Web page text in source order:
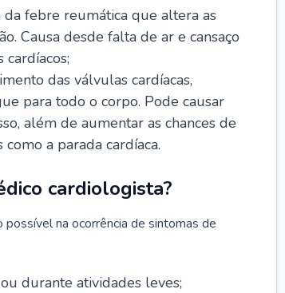
da febre reumática que altera as
Causa desde falta de ar e cansaço
cardíacos;
das válvulas cardíacas,
para todo o corpo. Pode causar
além de aumentar as chances de
a parada cardíaca.
cardiologista?
na ocorrência de sintomas de
durante atividades leves;